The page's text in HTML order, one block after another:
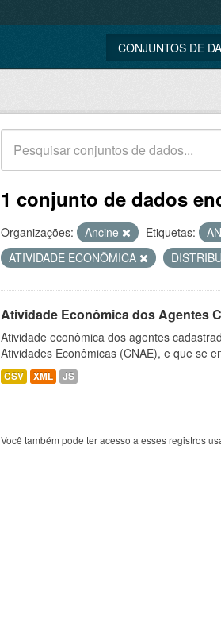
CONJUNTOS DE
1 conjunto de dados
Organizações: Ancine Etiquetas:
ATIVIDADE ECONÔMICA
Atividade Econômica dos Agentes
Atividade econômica dos agentes
Atividades Econômicas (CNAE), e que se
CSV XML JS
Você também pode ter acesso a esses registros